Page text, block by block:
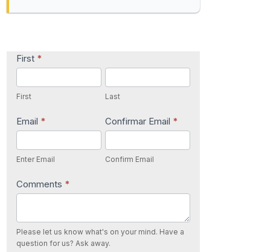
Contact
Us
First *
First Last
Email *
Enter Email
Confirmar Email *
Confirm Email
Comments *
Please let us know what's on your mind. Have a
question for us? Ask away.